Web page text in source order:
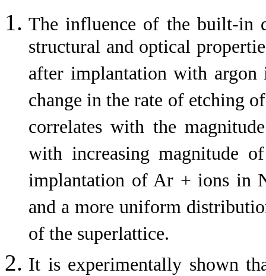
The influence of the built-in
structural and optical
after implantation with
change in the rate of etching
correlates with the
with increasing magnitude
implantation of Ar + ions in
and a more uniform
of the superlattice.
It is experimentally shown